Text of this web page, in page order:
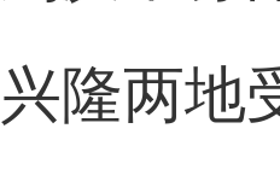
兴隆两地